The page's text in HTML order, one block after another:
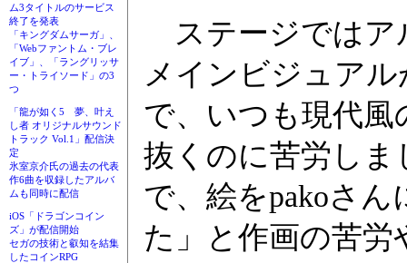
ム3タイトルのサービス
終了を発表
「キングダムサーガ」、
「Webファントム・ブレ
イブ」、「ラングリッサ
ー・トライソード」の3
つ
「龍が如く5 夢、叶え
し者 オリジナルサウンド
トラック Vol.1」配信決
定
氷室京介氏の過去の代表
作6曲を収録したアルバ
ムも同時に配信
iOS「ドラゴンコイン
ズ」が配信開始
セガの技術と叡知を結集
したコインRPG
ステージではア
メインビジュア
で、いつも現代
抜くのに苦労し
で、絵をpakoさ
た」と作画の苦